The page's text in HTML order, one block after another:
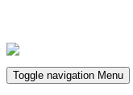
Toggle navigation Menu